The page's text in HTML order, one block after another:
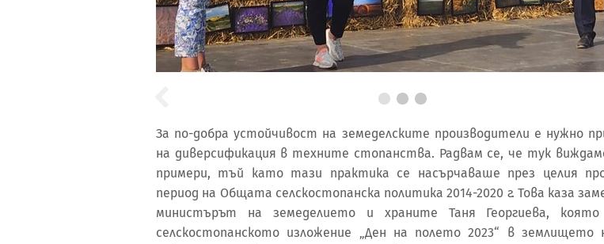
За по-добра устойчивост на земеделските производители е нужно
на диверсификация в техните стопанства. Радвам се, че тук
примери, тъй като тази практика се насърчаваше през целия
период на Общата селскостопанска политика 2014-2020 г. Това каза
министърът на земеделието и храните Таня Георгиева,
селскостопанското изложение „Ден на полето 2023“ в землището